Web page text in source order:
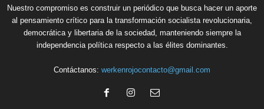
Nuestro compromiso es construir un periódico que busca hacer un aporte
al pensamiento crítico para la transformación socialista revolucionaria,
democrática y libertaria de la sociedad, manteniendo siempre la
independencia política respecto a las élites dominantes.
Contáctanos: werkenrojocontacto@gmail.com